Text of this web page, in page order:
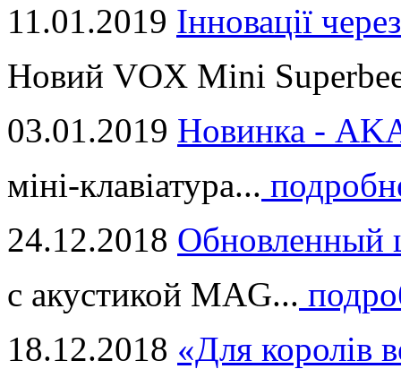
11.01.2019 Інновації
Новий VOX Mini
03.01.2019 Новинка -
міні-клавіатура...
24.12.2018 Обновленный
с акустикой MAG...
18.12.2018 «Для королів